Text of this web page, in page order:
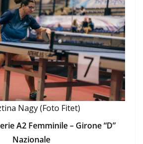
Nagy (Foto Fitet)
A2 Femminile – Girone “D”
Nazionale